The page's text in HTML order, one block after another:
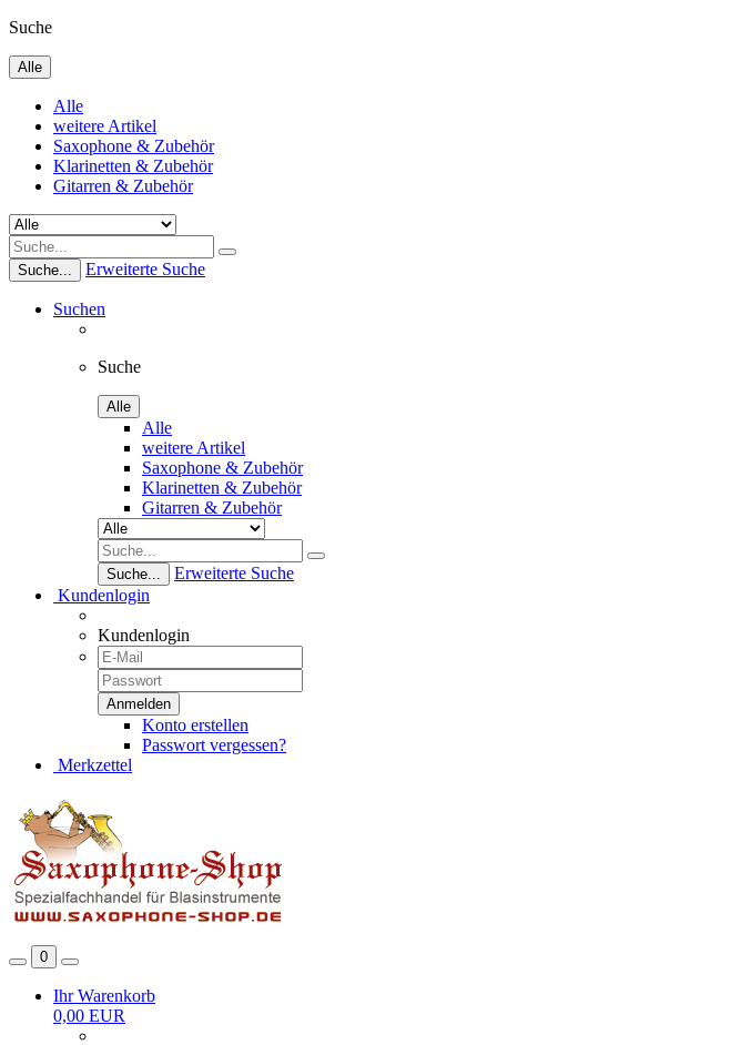
Suche
Alle
Alle
weitere Artikel
Saxophone & Zubehör
Klarinetten & Zubehör
Gitarren & Zubehör
Suche... Erweiterte Suche
Suchen
Suche
Alle
Alle
weitere Artikel
Saxophone & Zubehör
Klarinetten & Zubehör
Gitarren & Zubehör
Suche...
Erweiterte Suche
Kundenlogin
Kundenlogin
Konto erstellen
Passwort vergessen?
Merkzettel
0
Ihr Warenkorb
0,00 EUR